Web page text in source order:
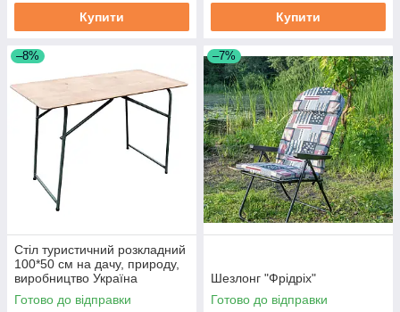
Купити Купити
–8%
Стіл туристичний розкладний
100*50 см на дачу, природу,
виробництво Україна
Готово до відправки
–7%
Шезлонг "Фрідріх"
Готово до відправки